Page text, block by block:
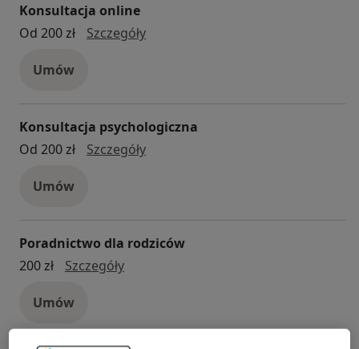
Konsultacja online
Od 200 zł
Szczegółykonsultacja online
Umów
Konsultacja psychologiczna
Od 200 zł
SzczegółyKonsultacja psychologiczna
Umów
Poradnictwo dla rodziców
200 zł
Szczegółyporadnictwo dla rodziców
Umów